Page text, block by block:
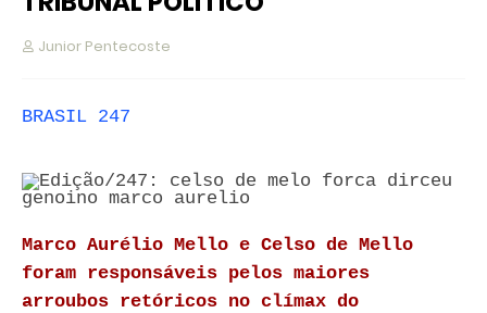
Junior Pentecoste
BRASIL 247
Marco Aurélio Mello e Celso de Mello
foram responsáveis pelos maiores
arroubos retóricos no clímax do